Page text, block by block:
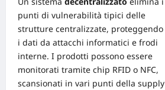
punti di vulnerabilità tipici delle
strutture centralizzate, proteggendo
i dati da attacchi informatici e frodi
interne. I prodotti possono essere
monitorati tramite chip RFID o NFC,
scansionati in vari punti della supply